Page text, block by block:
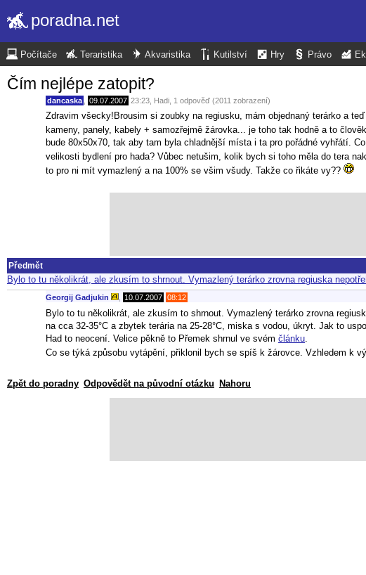
poradna.net
Počítače Teraristika Akvaristika Kutilství Hry Právo
Čím nejlépe zatopit?
dancaska 09.07.2007 23:23 Hadi , 1 odpověď (2011 zobrazení)
Zdravim všecky!Brousim si zoubky na regiusku, mám objednaný terárko a
kameny, panely, kabely + samozřejmě žárovka... je toho tak hodně a to
bude 80x50x70, tak aby tam byla chladnější místa i ta pro pořádné vyhřátí.
velikosti bydlení pro hada? Vůbec netušim, kolik bych si toho měla do tera
to pro ni mít vymazlený a na 100% se všim všudy. Takže co řikáte vy??
Předmět
Bylo to tu několikrát, ale zkusím to shrnout. Vymazlený terárko zrovna regiuska
Georgij Gadjukin 10.07.2007 08:12
Bylo to tu několikrát, ale zkusím to shrnout. Vymazlený terárko zrovna
na cca 32-35°C a zbytek terária na 25-28°C, miska s vodou, úkryt. Jak to
Had to neocení. Velice pěkně to Přemek shrnul ve svém článku
Co se týká způsobu vytápění, přiklonil bych se spíš k žárovce. Vzhledem k
Zpět do poradny Odpovědět na původní otázku Nahoru